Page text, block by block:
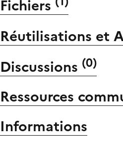
Fichiers
Réutilisations et
Discussions (0)
Ressources
Informations